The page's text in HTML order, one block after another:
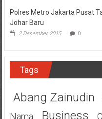
Polres Metro Jakarta Pusat
Johar Baru
2 Desember 2015 0
Tags
Abang Zainudin
Nama
Business